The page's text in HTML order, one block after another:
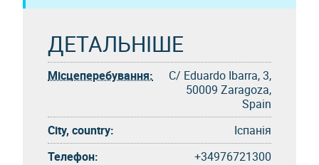
ДЕТАЛЬНІШЕ
Місцеперебування:
C/ Eduardo Ibarra, 3,
50009 Zaragoza,
Spain
City, country:
Іспанія
Телефон:
+34976721300